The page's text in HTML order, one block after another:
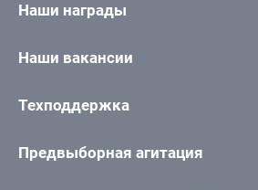
Наши награды
Наши вакансии
Техподдержка
Предвыборная агитация